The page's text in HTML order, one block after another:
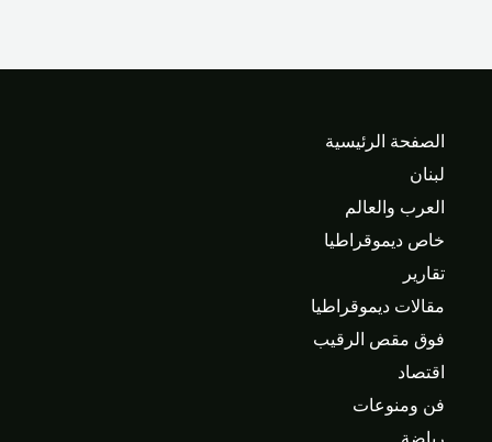
الصفحة الرئيسية
لبنان
العرب والعالم
خاص ديموقراطيا
تقارير
مقالات ديموقراطيا
فوق مقص الرقيب
اقتصاد
فن ومنوعات